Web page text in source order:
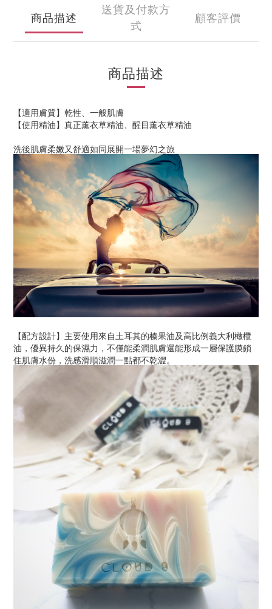
商品描述
送貨及付款方
式
顧客評價
商品描述
【適用膚質】乾性、一般肌膚
【使用精油】真正薰衣草精油、醒目薰衣草精油
洗後肌膚柔嫩又舒適如同展開一場夢幻之旅
【配方設計】主要使用來自土耳其的榛果油及高比例義大利橄欖
油，優異持久的保濕力，不僅能柔潤肌膚還能形成一層保護膜鎖
住肌膚水份，洗感滑順滋潤一點都不乾澀。